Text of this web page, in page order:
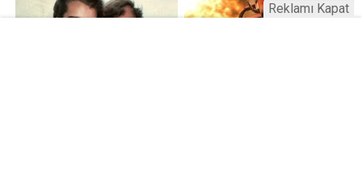
Reklamı Kapat